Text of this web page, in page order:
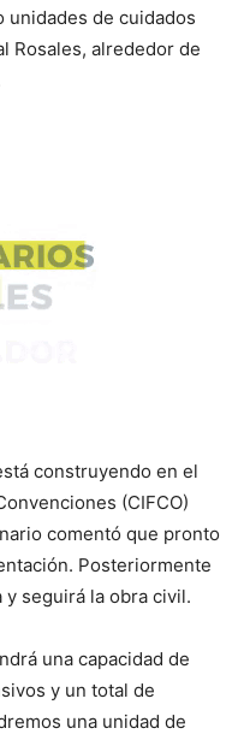
unidades de cuidados
Rosales, alrededor de
construyendo en el
(CIFCO)
comentó que pronto
Posteriormente
seguirá la obra civil.
una capacidad de
y un total de
una unidad de